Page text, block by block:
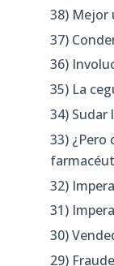
38) Mejor
37)
36)
35) La
34) Sudar
33) ¿Pero
32)
31)
30)
29)